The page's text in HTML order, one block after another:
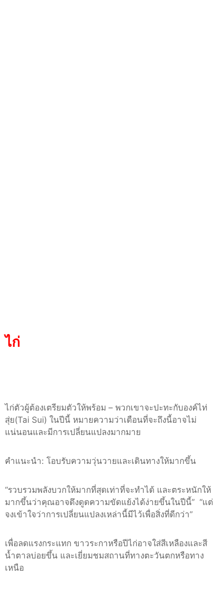
ไก่
ไก่ตัวผู้ต้องเตรียมตัวให้พร้อม – พวกเขาจะปะทะกับองค์ไท่
สุ่ย(Tai Sui) ในปีนี้ หมายความว่าเดือนที่จะถึงนี้อาจไม่
แน่นอนและมีการเปลี่ยนแปลงมากมาย
คำแนะนำ: โอบรับความวุ่นวายและเดินทางให้มากขึ้น
“รวบรวมพลังบวกให้มากที่สุดเท่าที่จะทำได้ และตระหนักให้
มากขึ้นว่าคุณอาจดึงดูดความขัดแย้งได้ง่ายขึ้นในปีนี้” “แต่
จงเข้าใจว่าการเปลี่ยนแปลงเหล่านี้มีไว้เพื่อสิ่งที่ดีกว่า”
เพื่อลดแรงกระแทก ขาวระกาหรือปีไก่อาจใส่สีเหลืองและสี
น้ำตาลบ่อยขึ้น และเยี่ยมชมสถานที่ทางตะวันตกหรือทาง
เหนือ